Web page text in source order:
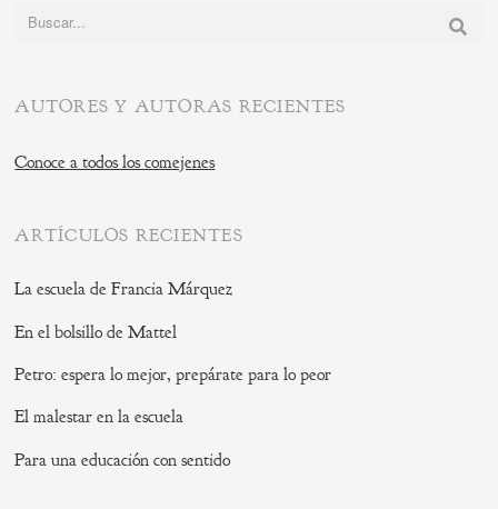
Buscar:
AUTORES Y AUTORAS RECIENTES
Conoce a todos los comejenes
ARTÍCULOS RECIENTES
La escuela de Francia Márquez
En el bolsillo de Mattel
Petro: espera lo mejor, prepárate para lo peor
El malestar en la escuela
Para una educación con sentido